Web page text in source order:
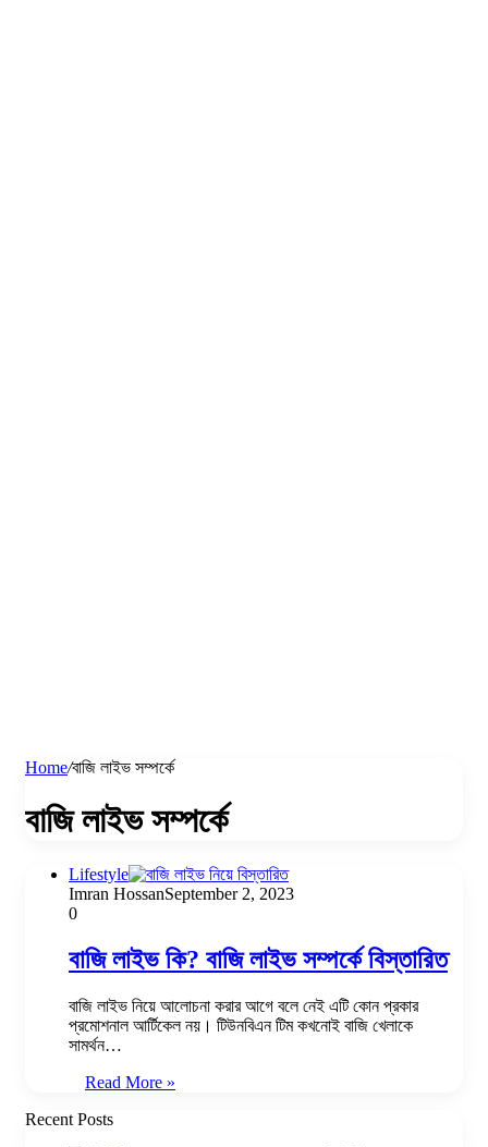
Home/বাজি লাইভ সম্পর্কে
বাজি লাইভ সম্পর্কে
Lifestyle
Imran HossanSeptember 2, 2023
0
বাজি লাইভ কি? বাজি লাইভ সম্পর্কে বিস্তারিত
বাজি লাইভ নিয়ে আলোচনা করার আগে বলে নেই এটি কোন প্রকার
প্রমোশনাল আর্টিকেল নয়। টিউনবিএন টিম কখনোই বাজি খেলাকে
সামর্থন…
Read More »
Recent Posts